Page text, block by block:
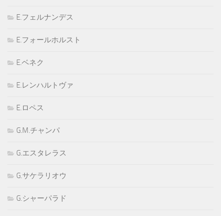
E.フェルナンデス
E.フォールホルスト
E.ベネク
E.レンハルトヴァ
E.ロペス
G.M.チャンパ
G.エスタレラス
G.サケラリオウ
G.シャーパラド